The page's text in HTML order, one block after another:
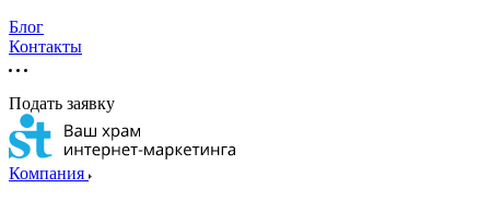
Блог
Контакты
Подать заявку
Компания